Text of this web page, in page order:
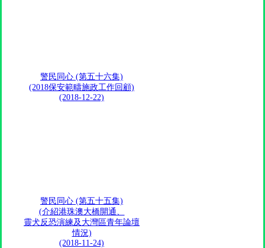
警民同心 (第五十六集)
(2018保安範疇施政工作回顧)
(2018-12-22)
警民同心 (第五十五集)
(介紹港珠澳大橋開通、
靈犬反恐演練及大灣區青年論壇
情況)
(2018-11-24)